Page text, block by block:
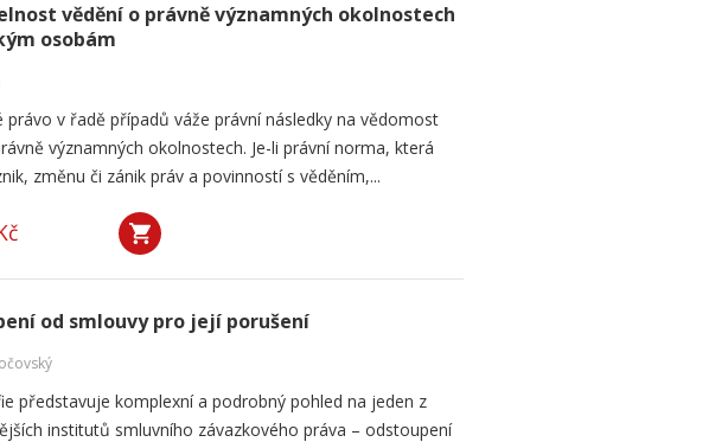
vědění o právně významných okolnostech
osobám
právo v řadě případů váže právní následky na vědomost
významných okolnostech. Je-li právní norma, která
změnu či zánik práv a povinností s věděním,...
od smlouvy pro její porušení
představuje komplexní a podrobný pohled na jeden z
institutů smluvního závazkového práva – odstoupení